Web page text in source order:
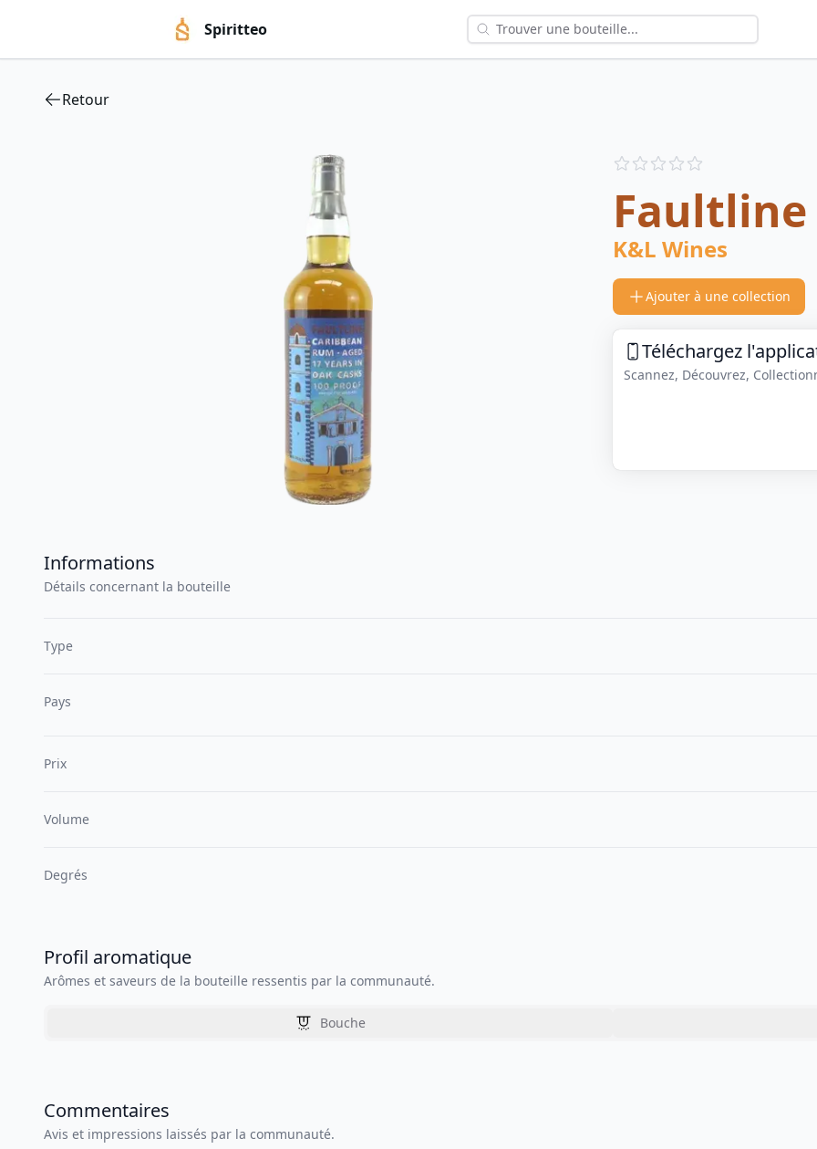
Spiritteo
Retour
Reviews
Faultline
K&L Wines
Ajouter à une collection
Téléchargez
Scannez, Découvrez,
Informations
Détails concernant la bouteille
Type
Pays
Prix
Volume
Degrés
Profil aromatique
Arômes et saveurs de la bouteille ressentis par la communauté.
Bouche
Commentaires
Avis et impressions laissés par la communauté.